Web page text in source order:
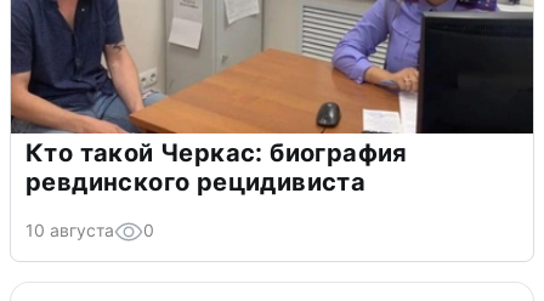
Кто такой Черкас: биография
ревдинского рецидивиста
10 августа 0